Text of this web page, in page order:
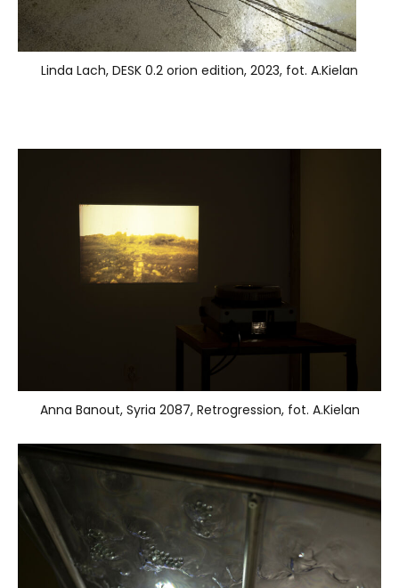
Linda Lach, DESK 0.2 orion edition, 2023, fot. A.Kielan
Anna Banout, Syria 2087, Retrogression, fot. A.Kielan